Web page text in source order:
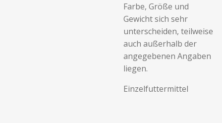
Farbe, Größe und
Gewicht sich sehr
unterscheiden, teilweise
auch außerhalb der
angegebenen Angaben
liegen.
Einzelfuttermittel